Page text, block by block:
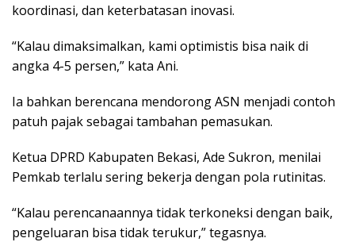
koordinasi, dan keterbatasan inovasi.
“Kalau dimaksimalkan, kami optimistis bisa naik di
angka 4-5 persen,” kata Ani.
Ia bahkan berencana mendorong ASN menjadi contoh
patuh pajak sebagai tambahan pemasukan.
Ketua DPRD Kabupaten Bekasi, Ade Sukron, menilai
Pemkab terlalu sering bekerja dengan pola rutinitas.
“Kalau perencanaannya tidak terkoneksi dengan baik,
pengeluaran bisa tidak terukur,” tegasnya.